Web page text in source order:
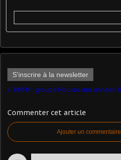
S'inscrire à la newsletter
Commenter cet article
Ajouter un commentaire